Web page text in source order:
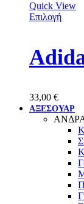
Quick View
Επιλογή
33,00 €
ΑΞΕΣΟΥΑΡ